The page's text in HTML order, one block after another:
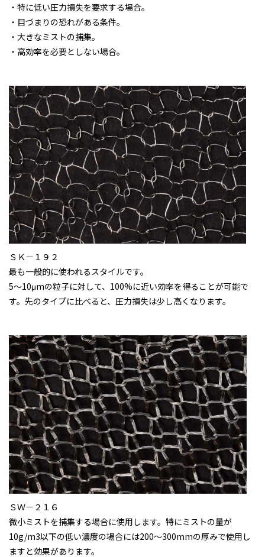
・特に低い圧力損失を要求する場合。
・目づまりの恐れがある条件。
・大きなミストの捕集。
・高効率を必要としない場合。
ＳＫ－１９２
最も一般的に使われるスタイルです。
5～10μmの粒子に対して、100%に近い効率を得ることが可能で
す。先のタイプに比べると、圧力損失は少し高くなります。
ＳＷ－２１６
微小ミストを捕集する場合に使用します。特にミストの量が
10g/m3以下の低い濃度の場合には200～300mmの厚みで使用し
ますと効果があります。